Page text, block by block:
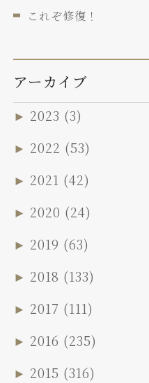
これぞ修復！
アーカイブ
► 2023 (3)
► 2022 (53)
► 2021 (42)
► 2020 (24)
► 2019 (63)
► 2018 (133)
► 2017 (111)
► 2016 (235)
► 2015 (316)